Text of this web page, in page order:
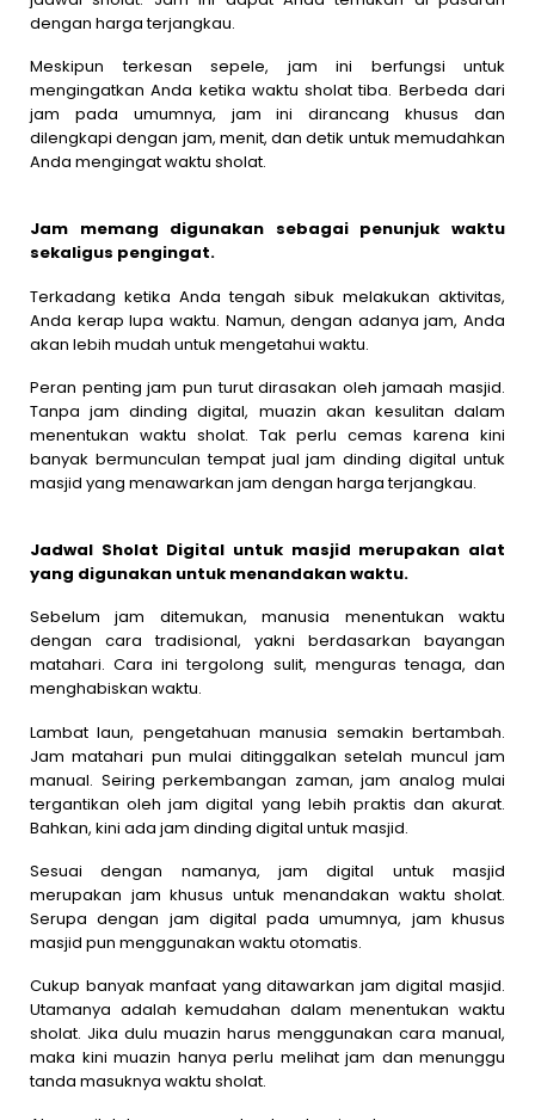
dengan harga terjangkau.
Meskipun terkesan sepele, jam ini berfungsi untuk
mengingatkan Anda ketika waktu sholat tiba. Berbeda dari
jam pada umumnya, jam ini dirancang khusus dan
dilengkapi dengan jam, menit, dan detik untuk memudahkan
Anda mengingat waktu sholat.
Jam memang digunakan sebagai penunjuk waktu
sekaligus pengingat.
Terkadang ketika Anda tengah sibuk melakukan aktivitas,
Anda kerap lupa waktu. Namun, dengan adanya jam, Anda
akan lebih mudah untuk mengetahui waktu.
Peran penting jam pun turut dirasakan oleh jamaah masjid.
Tanpa jam dinding digital, muazin akan kesulitan dalam
menentukan waktu sholat. Tak perlu cemas karena kini
banyak bermunculan tempat jual jam dinding digital untuk
masjid yang menawarkan jam dengan harga terjangkau.
Jadwal Sholat Digital untuk masjid merupakan alat
yang digunakan untuk menandakan waktu.
Sebelum jam ditemukan, manusia menentukan waktu
dengan cara tradisional, yakni berdasarkan bayangan
matahari. Cara ini tergolong sulit, menguras tenaga, dan
menghabiskan waktu.
Lambat laun, pengetahuan manusia semakin bertambah.
Jam matahari pun mulai ditinggalkan setelah muncul jam
manual. Seiring perkembangan zaman, jam analog mulai
tergantikan oleh jam digital yang lebih praktis dan akurat.
Bahkan, kini ada jam dinding digital untuk masjid.
Sesuai dengan namanya, jam digital untuk masjid
merupakan jam khusus untuk menandakan waktu sholat.
Serupa dengan jam digital pada umumnya, jam khusus
masjid pun menggunakan waktu otomatis.
Cukup banyak manfaat yang ditawarkan jam digital masjid.
Utamanya adalah kemudahan dalam menentukan waktu
sholat. Jika dulu muazin harus menggunakan cara manual,
maka kini muazin hanya perlu melihat jam dan menunggu
tanda masuknya waktu sholat.